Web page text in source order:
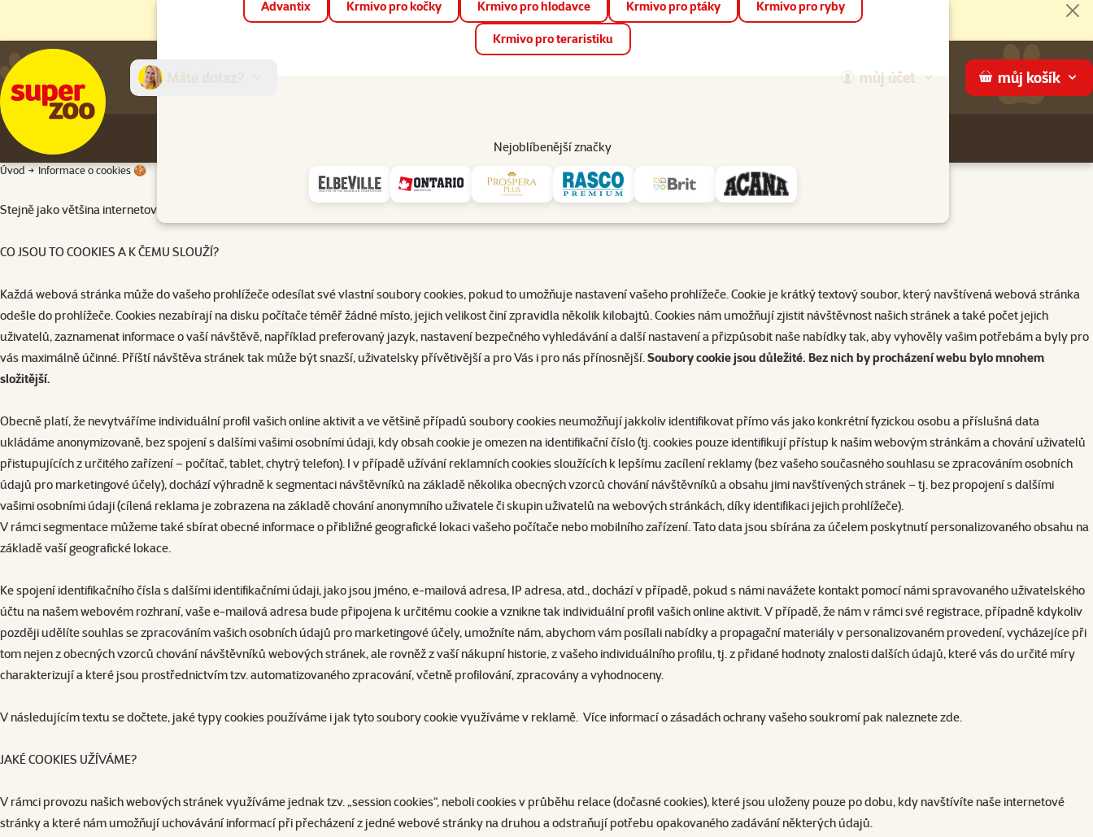
📱 Stáhněte si novou aplikaci Super zoo.Více informací
můj účet můj košík
Advantix Krmivo pro kočky Krmivo pro hlodavce Krmivo pro ptáky Krmivo pro ryby
Krmivo pro teraristiku
Nejoblíbenější značky
Prodejny Služby
Úvod Informace o cookies 🍪
Informace o cookies 🍪
Stejně jako většina internetových stránek i naše webové stránky používají za účelem lepšího komfortu jejich prohlížení a poskytování dalších funkcí cookies.
CO JSOU TO COOKIES A K ČEMU SLOUŽÍ?
Každá webová stránka může do vašeho prohlížeče odesílat své vlastní soubory cookies, pokud to umožňuje nastavení vašeho prohlížeče. Cookie je krátký textový soubor, který navštívená webová stránka
odešle do prohlížeče. Cookies nezabírají na disku počítače téměř žádné místo, jejich velikost činí zpravidla několik kilobajtů. Cookies nám umožňují zjistit návštěvnost našich stránek a také počet jejich
uživatelů, zaznamenat informace o vaší návštěvě, například preferovaný jazyk, nastavení bezpečného vyhledávání a další nastavení a přizpůsobit naše nabídky tak, aby vyhověly vašim potřebám a byly pro
vás maximálně účinné. Příští návštěva stránek tak může být snazší, uživatelsky přívětivější a pro Vás i pro nás přínosnější.Soubory cookie jsou důležité. Bez nich by procházení webu bylo mnohem
složitější.
Obecně platí, že nevytváříme individuální profil vašich online aktivit a ve většině případů soubory cookies neumožňují jakkoliv identifikovat přímo vás jako konkrétní fyzickou osobu a příslušná data
ukládáme anonymizovaně, bez spojení s dalšími vašimi osobními údaji, kdy obsah cookie je omezen na identifikační číslo (tj. cookies pouze identifikují přístup k našim webovým stránkám a chování uživatelů
přistupujících z určitého zařízení – počítač, tablet, chytrý telefon). I v případě užívání reklamních cookies sloužících k lepšímu zacílení reklamy (bez vašeho současného souhlasu se zpracováním osobních
údajů pro marketingové účely), dochází výhradně k segmentaci návštěvníků na základě několika obecných vzorců chování návštěvníků a obsahu jimi navštívených stránek – tj. bez propojení s dalšími
vašimi osobními údaji (cílená reklama je zobrazena na základě chování anonymního uživatele či skupin uživatelů na webových stránkách, díky identifikaci jejich prohlížeče).
V rámci segmentace můžeme také sbírat obecné informace o přibližné geografické lokaci vašeho počítače nebo mobilního zařízení. Tato data jsou sbírána za účelem poskytnutí personalizovaného obsahu na
základě vaší geografické lokace.
Ke spojení identifikačního čísla s dalšími identifikačními údaji, jako jsou jméno, e-mailová adresa, IP adresa, atd., dochází v případě, pokud s námi navážete kontakt pomocí námi spravovaného uživatelského
účtu na našem webovém rozhraní, vaše e-mailová adresa bude připojena k určitému cookie a vznikne tak individuální profil vašich online aktivit. V případě, že nám v rámci své registrace, případně kdykoliv
později udělíte souhlas se zpracováním vašich osobních údajů pro marketingové účely, umožníte nám, abychom vám posílali nabídky a propagační materiály v personalizovaném provedení, vycházejíce při
tom nejen z obecných vzorců chování návštěvníků webových stránek, ale rovněž z vaší nákupní historie, z vašeho individuálního profilu, tj. z přidané hodnoty znalosti dalších údajů, které vás do určité míry
charakterizují a které jsou prostřednictvím tzv. automatizovaného zpracování, včetně profilování, zpracovány a vyhodnoceny.
V následujícím textu se dočtete, jaké typy cookies používáme i jak tyto soubory cookie využíváme v reklamě. Více informací o zásadách ochrany vašeho soukromí pak naleznetezde.
JAKÉ COOKIES UŽÍVÁME?
V rámci provozu našich webových stránek využíváme jednak tzv. „session cookies“, neboli cookies v průběhu relace (dočasné cookies), které jsou uloženy pouze po dobu, kdy navštívíte naše internetové
stránky a které nám umožňují uchovávání informací při přecházení z jedné webové stránky na druhou a odstraňují potřebu opakovaného zadávání některých údajů.